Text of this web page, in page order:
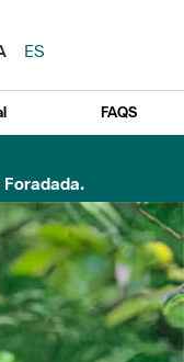
ES
FAQS
el riu